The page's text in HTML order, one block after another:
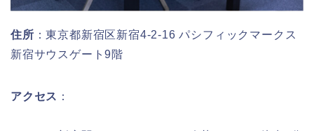
住所 ：東京都新宿区新宿4-2-16 パシフィックマークス
新宿サウスゲート9階
アクセス ：